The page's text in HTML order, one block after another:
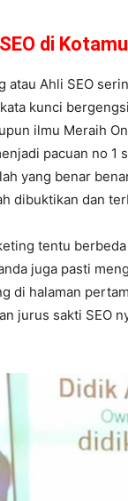
di
atau Ahli SEO
kunci
ilmu Meraih
pacuan no
yang benar
dibuktikan dan
tentu
juga pasti
di halaman
jurus sakti SEO